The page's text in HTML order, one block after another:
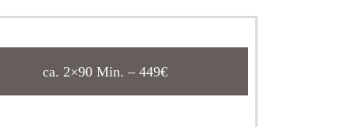
ca. 2×90 Min. – 449€